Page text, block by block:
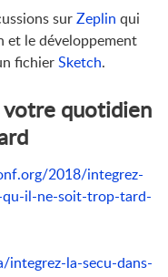
surZeplin qui
et le développement
fichierSketch.
votre quotidien
2018/integrez-
il-ne-soit-trop-tard-
integrez-la-secu-dans-